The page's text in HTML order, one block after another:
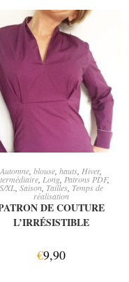
AJOUTER AU PANIER
Automne blouse hauts Hiver,
, Long, Patrons PDF,
S/XL, Saison, Tailles, Temps de
réalisation
DE COUTURE
L’IRRÉSISTIBLE
€9,90